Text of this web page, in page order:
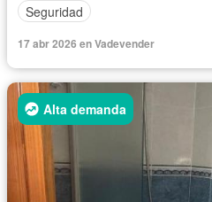
Seguridad
17 abr 2026 en Vadevender
Alta demanda